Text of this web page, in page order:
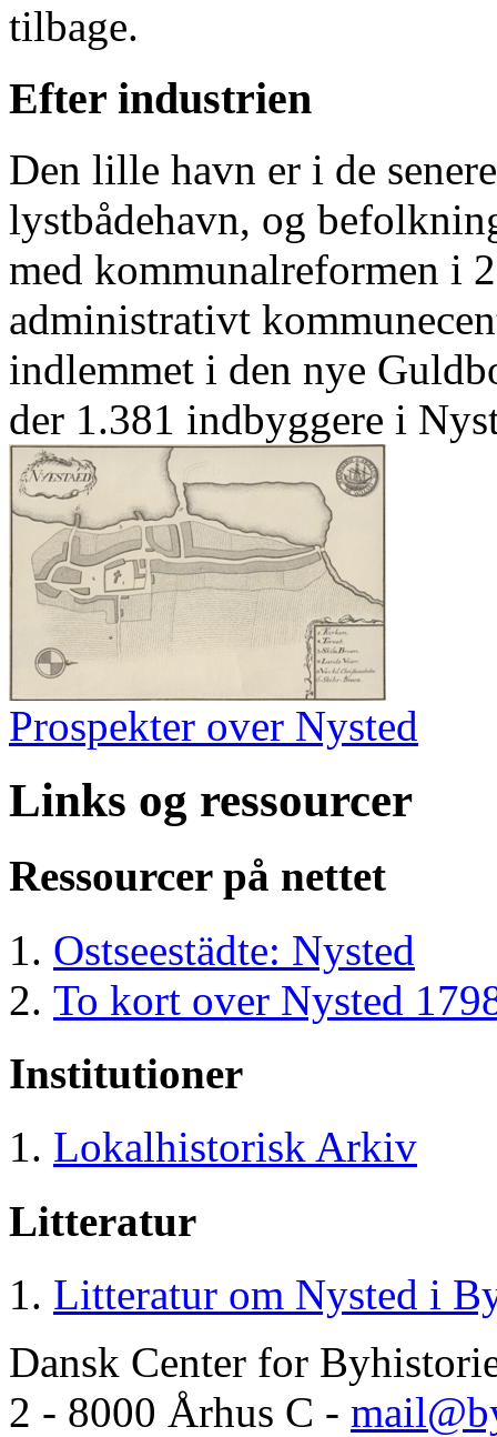
tilbage.
Efter industrien
Den lille havn er i de
lystbådehavn, og
med kommunalreformen i
administrativt
indlemmet i den nye
der 1.381 indbyggere i
Prospekter over Nysted
Links og ressourcer
Ressourcer på nettet
Ostseestädte: Nysted
To kort over Nysted
Institutioner
Lokalhistorisk Arkiv
Litteratur
Litteratur om Nysted i
Dansk Center for
2 - 8000 Århus C -